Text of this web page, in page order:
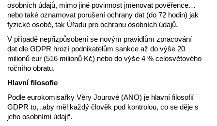
osobních údajů, mimo jiné povinnost jmenovat pověřence…
nebo také oznamovat porušení ochrany dat (do 72 hodin) jak
fyzické osobě, tak Úřadu pro ochranu osobních údajů.
V případě nepřizpůsobení se novým pravidlům zpracování
dat dle GDPR hrozí podnikatelům sankce až do výše 20
milionů eur (516 milionů Kč) nebo do výše 4 % celosvětového
ročního obratu.
Hlavní filosofie
Podle eurokomisařky Věry Jourové (ANO) je hlavní filosofií
GDPR to, „aby měl každý člověk pod kontrolou, co se děje s
jeho osobními údaji“.